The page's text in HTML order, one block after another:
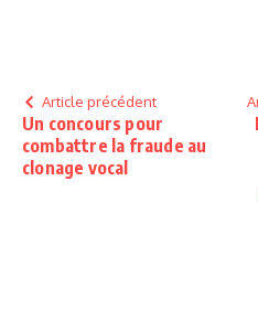
Article précédent
Un concours pour
combattre la fraude au
clonage vocal